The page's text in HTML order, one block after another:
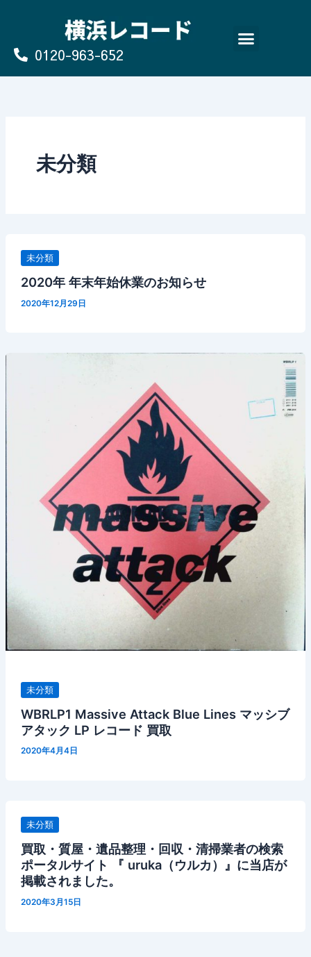
0120-963-652
未分類
未分類
2020年 年末年始休業のお知らせ
2020年12月29日
未分類
WBRLP1 Massive Attack Blue Lines マッシブ
アタック LP レコード 買取
2020年4月4日
未分類
買取・質屋・遺品整理・回収・清掃業者の検索
ポータルサイト 『 uruka（ウルカ）』に当店が
掲載されました。
2020年3月15日